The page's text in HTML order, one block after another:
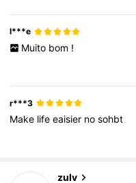
l***e
Muito bom !
r***3
Make lifeeaisier nosohbt
zulvm***2